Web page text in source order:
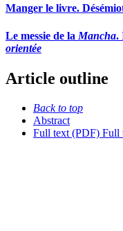
Manger le livre.
Le messie de la Mancha.
orientée
Article outline
Back to top
Abstract
Full text (PDF) Full